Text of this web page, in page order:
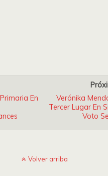
En
Verónika
Tercer Lugar En
Voto
Volver arriba